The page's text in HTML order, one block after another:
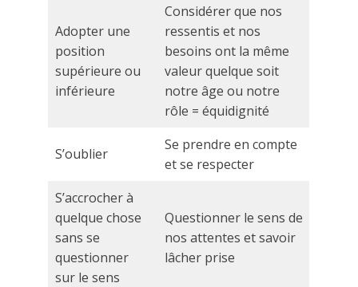
Adopter une
position
supérieure ou
inférieure
Considérer que nos
ressentis et nos
besoins ont la même
valeur quelque soit
notre âge ou notre
rôle = équidignité
S’oublier
Se prendre en compte
et se respecter
S’accrocher à
quelque chose
sans se
questionner
sur le sens
Questionner le sens de
nos attentes et savoir
lâcher prise